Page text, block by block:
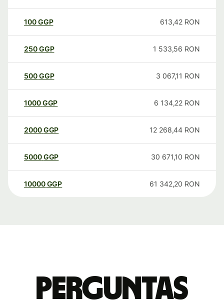
100GGP 613,42 RON
250GGP 1 533,56 RON
500GGP 3 067,11 RON
1000GGP 6 134,22 RON
2000GGP 12 268,44 RON
5000GGP 30 671,10 RON
10000 GGP 61 342,20 RON
Perguntas